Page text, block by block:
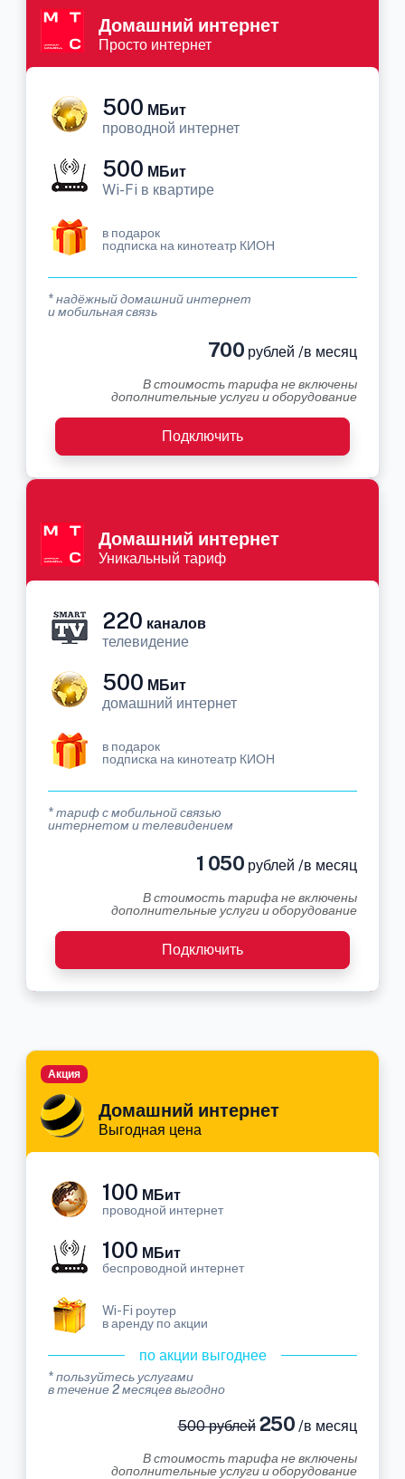
Домашний интернет
Просто интернет
500 МБит
проводной интернет
500 МБит
Wi-Fi в квартире
в подарок
подписка на кинотеатр КИОН
* надёжный домашний интернет
и мобильная связь
700 рублей /в месяц
В стоимость тарифа не включены
дополнительные услуги и оборудование
Подключить
Домашний интернет
Уникальный тариф
220 каналов
телевидение
500 МБит
домашний интернет
в подарок
подписка на кинотеатр КИОН
* тариф с мобильной связью
интернетом и телевидением
1 050 рублей /в месяц
В стоимость тарифа не включены
дополнительные услуги и оборудование
Подключить
Домашний интернет
Выгодная цена
Акция
100 МБит
проводной интернет
100 МБит
беспроводной интернет
Wi-Fi роутер
в аренду по акции
по акции выгоднее
* пользуйтесь услугами
в течение 2 месяцев выгодно
500 рублей250 /в месяц
В стоимость тарифа не включены
дополнительные услуги и оборудование